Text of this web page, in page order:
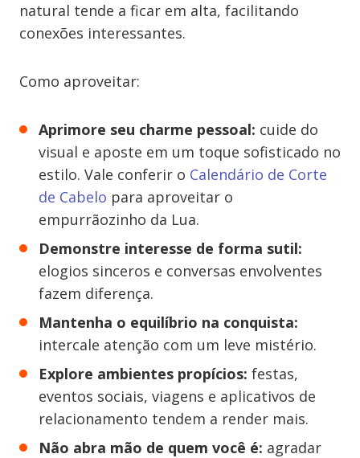
natural tende a ficar em alta, facilitando
conexões interessantes.
Como aproveitar:
Aprimore seu charme pessoal: cuide do
visual e aposte em um toque sofisticado no
estilo. Vale conferir o Calendário de Corte
de Cabelo para aproveitar o
empurrãozinho da Lua.
Demonstre interesse de forma sutil:
elogios sinceros e conversas envolventes
fazem diferença.
Mantenha o equilíbrio na conquista:
intercale atenção com um leve mistério.
Explore ambientes propícios: festas,
eventos sociais, viagens e aplicativos de
relacionamento tendem a render mais.
Não abra mão de quem você é: agradar